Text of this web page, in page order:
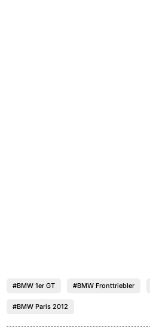
#BMW 1er GT #BMW Fronttriebler
#BMW Paris 2012